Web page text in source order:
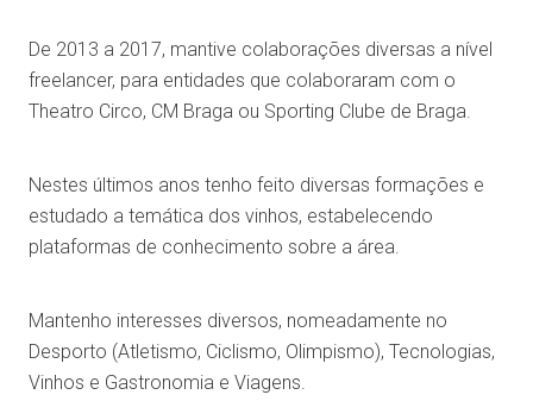
De 2013 a 2017, mantive colaborações diversas a nível
freelancer, para entidades que colaboraram com o
Theatro Circo, CM Braga ou Sporting Clube de Braga.
Nestes últimos anos tenho feito diversas formações e
estudado a temática dos vinhos, estabelecendo
plataformas de conhecimento sobre a área.
Mantenho interesses diversos, nomeadamente no
Desporto (Atletismo, Ciclismo, Olimpismo), Tecnologias,
Vinhos e Gastronomia e Viagens.